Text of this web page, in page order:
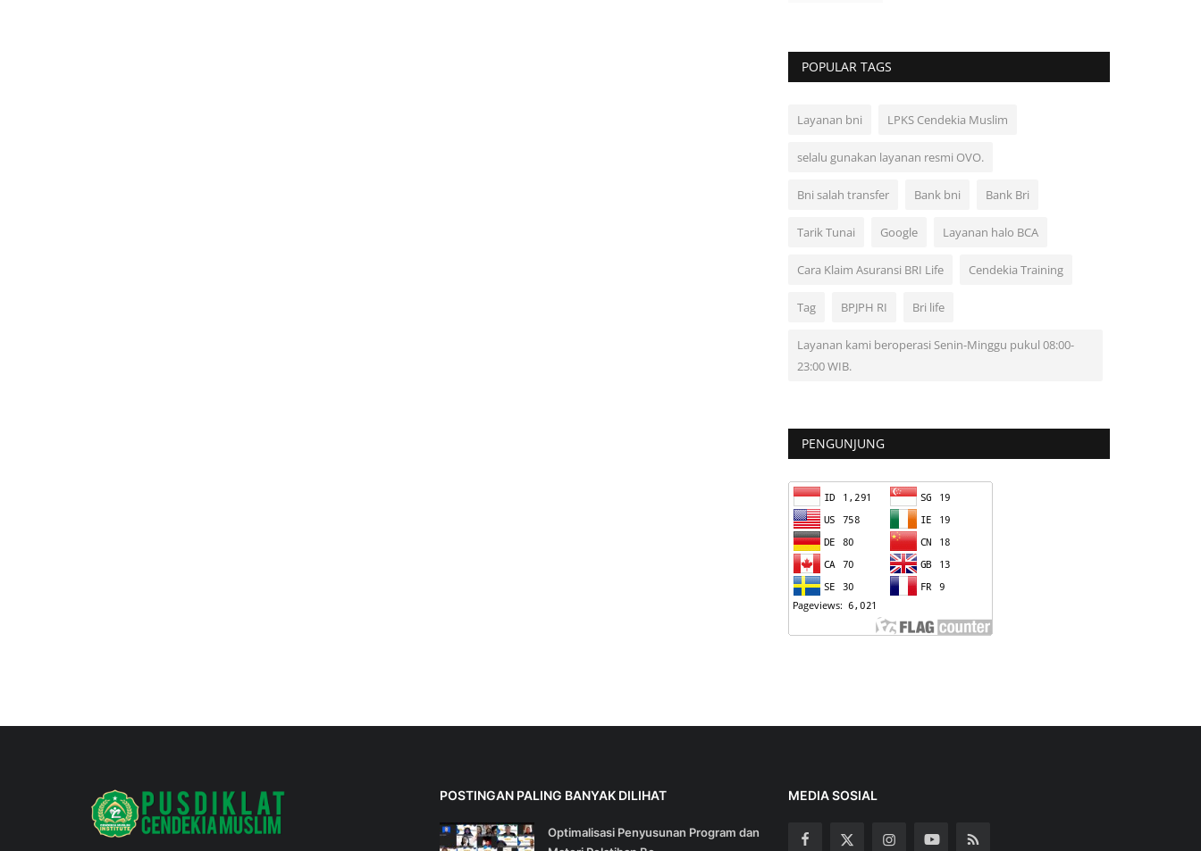
POPULAR TAGS
Layanan bni LPKS Cendekia Muslim
selalu gunakan layanan resmi OVO.
Bni salah transfer Bank bni Bank Bri
Tarik Tunai Google Layanan halo BCA
Cara Klaim Asuransi BRI Life Cendekia Training
Tag BPJPH RI Bri life
Layanan kami beroperasi Senin-Minggu pukul 08:00-
23:00 WIB.
PENGUNJUNG
POSTINGAN PALING BANYAK DILIHAT
Optimalisasi Penyusunan Program dan
MEDIA SOSIAL